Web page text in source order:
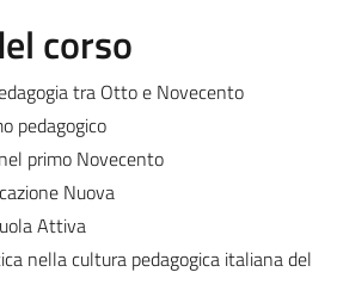
corso
tra Otto e Novecento
pedagogico
primo Novecento
Nuova
Attiva
nella cultura pedagogica italiana del